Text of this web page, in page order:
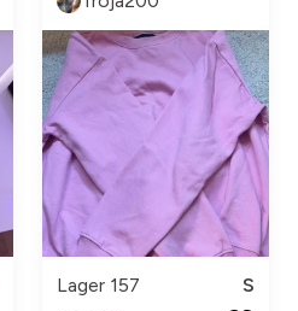
Lager 157
S